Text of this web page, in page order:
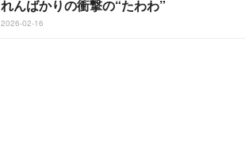
れんばかりの衝撃の“たわわ”
2026-02-16